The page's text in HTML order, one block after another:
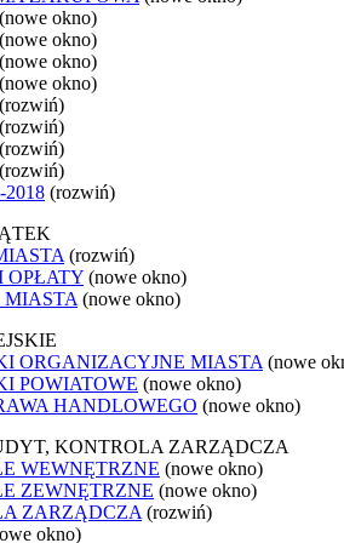
(nowe okno)
(nowe okno)
(nowe okno)
(nowe okno)
(rozwiń)
(rozwiń)
(rozwiń)
(rozwiń)
2018 (rozwiń)
(rozwiń)
OPŁATY (nowe okno)
(nowe okno)
ORGANIZACYJNE MIASTA (nowe
POWIATOWE (nowe okno)
HANDLOWEGO (nowe okno)
KONTROLA ZARZĄDCZA
WEWNĘTRZNE (nowe okno)
ZEWNĘTRZNE (nowe okno)
ZARZĄDCZA (rozwiń)
okno)